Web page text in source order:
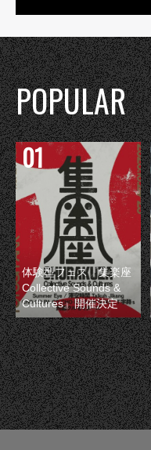
POPULAR
体験型フェス『集楽座
Collective Sounds &
Cultures』開催決定